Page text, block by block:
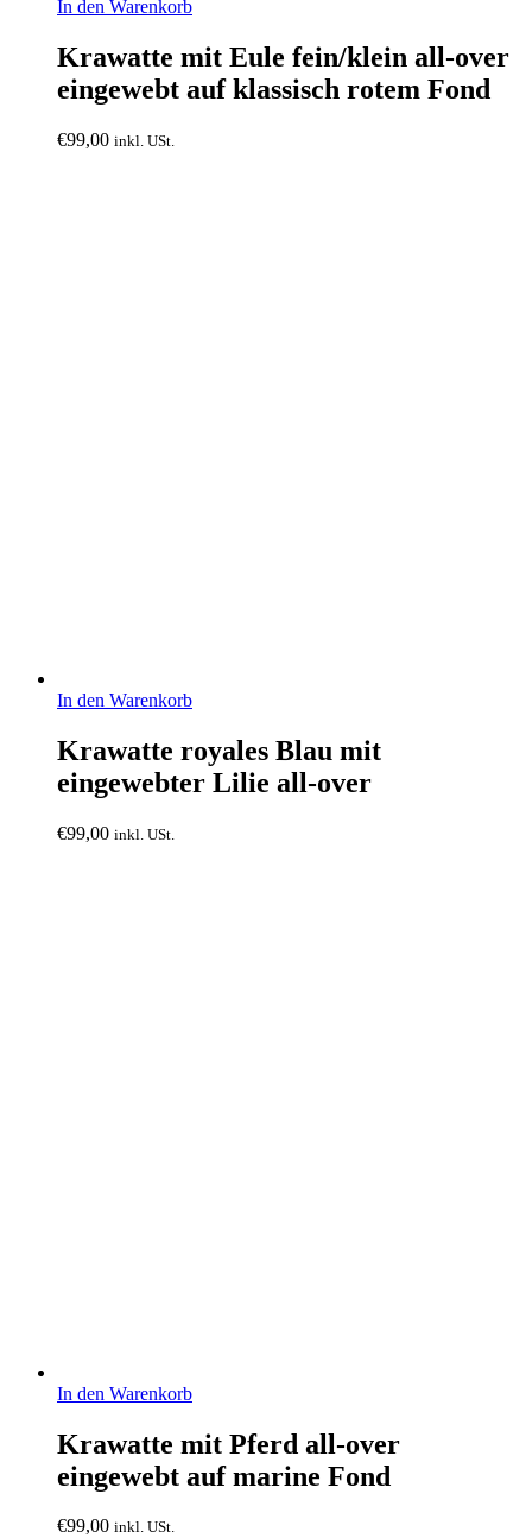
In den Warenkorb
Krawatte mit Eule fein/klein all-over
eingewebt auf klassisch rotem Fond
€99,00 inkl. USt.
In den Warenkorb
Krawatte royales Blau mit
eingewebter Lilie all-over
€99,00 inkl. USt.
In den Warenkorb
Krawatte mit Pferd all-over
eingewebt auf marine Fond
€99,00 inkl. USt.